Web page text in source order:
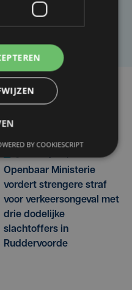
weten
Openbaar Ministerie
vordert strengere straf
voor verkeersongeval met
drie dodelijke
slachtoffers in
Ruddervoorde
BY COOKIESCRIPT